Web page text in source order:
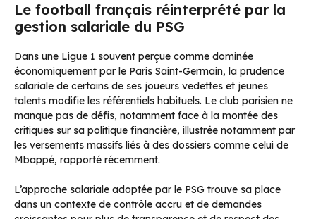
Le football français réinterprété par la
gestion salariale du PSG
Dans une Ligue 1 souvent perçue comme dominée
économiquement par le Paris Saint-Germain, la prudence
salariale de certains de ses joueurs vedettes et jeunes
talents modifie les référentiels habituels. Le club parisien ne
manque pas de défis, notamment face à la montée des
critiques sur sa politique financière, illustrée notamment par
les versements massifs liés à des dossiers comme celui de
Mbappé, rapporté récemment.
L’approche salariale adoptée par le PSG trouve sa place
dans un contexte de contrôle accru et de demandes